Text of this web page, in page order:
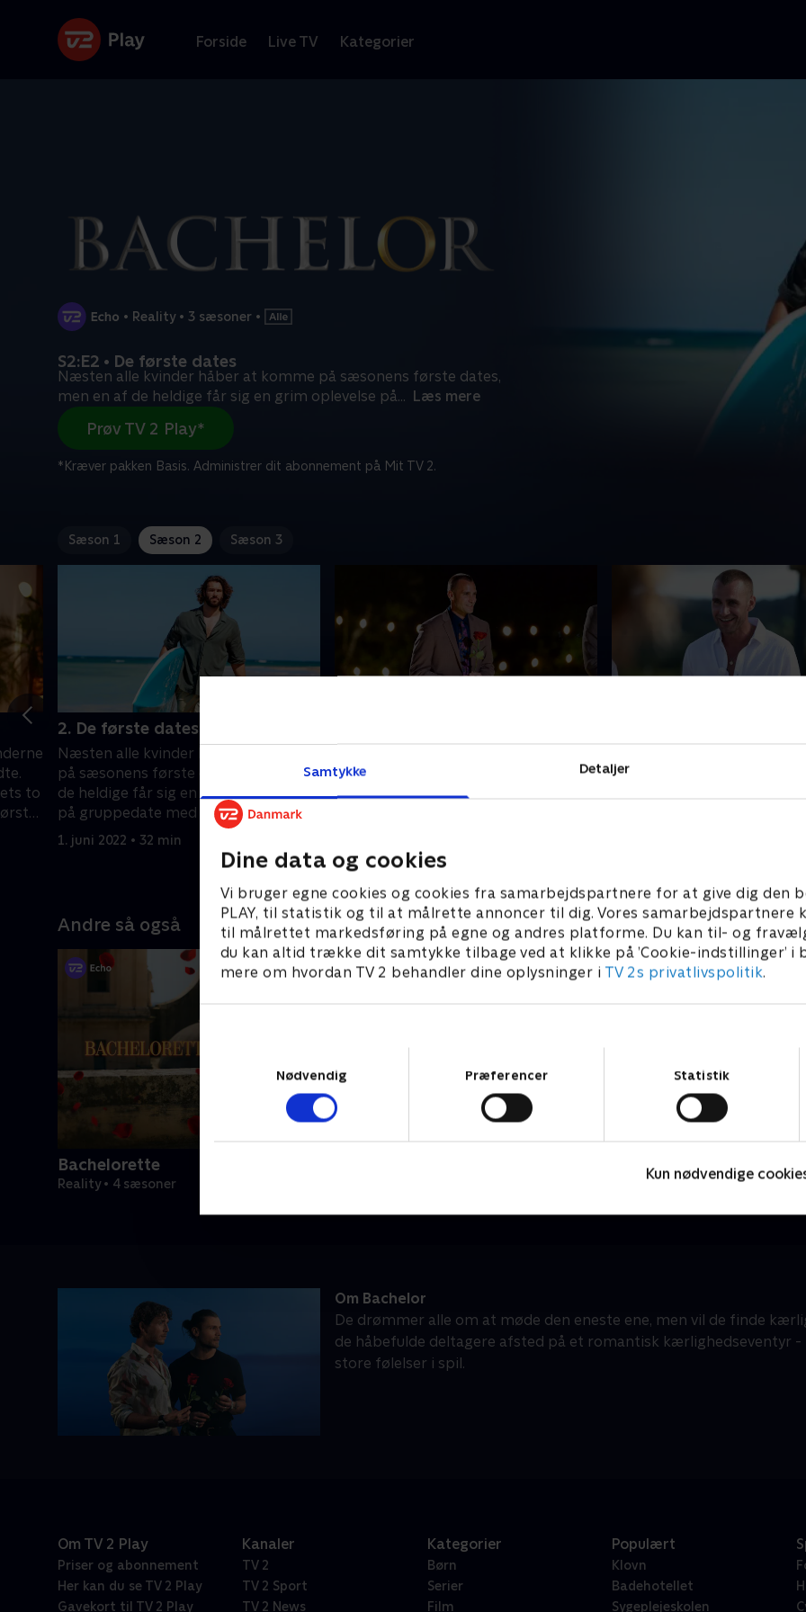
Samtykke Detaljer
Dine data og cookies
Vi bruger egne cookies og cookies fra samarbejdspartnere for at give dig den
PLAY, til statistik og til at målrette annoncer til dig. Vores samarbejdspartnere
til målrettet markedsføring på egne og andres platforme. Du kan til- og
du kan altid trække dit samtykke tilbage ved at klikke på ’Cookie-indstillinger’ i
mere om hvordan TV 2 behandler dine oplysninger i TV 2s privatlivspolitik.
Nødvendig
Præferencer Statistik
Kun nødvendige
Forside Live TV Kategorier
• Reality • 3 sæsoner •
S2:E2 • De første dates
Næsten alle kvinder håber at komme på sæsonens første dates,
men en af de heldige får sig en grim oplevelse på... Læs mere
Prøv TV 2 Play*
*Kræver pakken Basis. Administrer dit abonnement på Mit TV 2.
Sæson 1 Sæson 2 Sæson 3
to
2. De første dates
Næsten alle kvinder håber at komme
på sæsonens første dates, men en af
de heldige får sig en grim oplevelse
på gruppedate med Philip. Kasper
skal på singledate
1. juni 2022 • 32 min
begyndt, kan rejsen allerede slutte nu
for nogle af kvinderne. Årets første
Kasper og Philip inviterer
Andre så også
Bachelorette
Reality • 4 sæsoner
Om Bachelor
De drømmer alle om at møde den eneste ene, men vil de finde
de håbefulde deltagere afsted på et romantisk kærlighedseventyr -
store følelser i spil.
Om TV 2 Play
Priser og abonnement
Her kan du se TV 2 Play
Gavekort til TV 2 Play
Kanaler
TV 2
TV 2 Sport
TV 2 News
Kategorier
Børn
Serier
Film
Populært
Klovn
Badehotellet
Sygeplejeskolen